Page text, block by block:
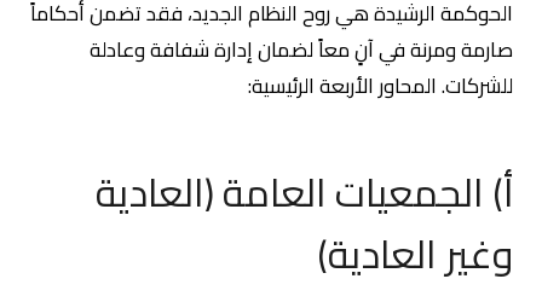
الحوكمة الرشيدة هي روح النظام الجديد، فقد تضمن أحكاماً
صارمة ومرنة في آنٍ معاً لضمان إدارة شفافة وعادلة
للشركات. المحاور الأربعة الرئيسية:
أ) الجمعيات العامة (العادية
وغير العادية)